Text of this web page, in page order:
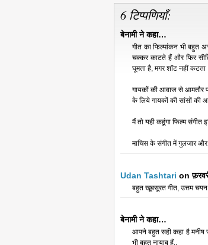
6 टिप्पणियाँ:
बेनामी ने कहा…
गीत का फिल्मांकन भी बहुत
चक्कर काटते हैं और फिर
घूमता है, मगर शॉट नहीं
गायकों की आवाज से आमतौर
के लिये गायकों की सांसों की
मैं तो यही कहूंगा फिल्म संगीत
माचिस के संगीत में गुलजार
Udan Tashtari on
बहुत खूबसूरत गीत, उत्तम चयन,
बेनामी ने कहा…
आपने बहुत सही कहा है मनीष
भी बहुत नायाब हैं..